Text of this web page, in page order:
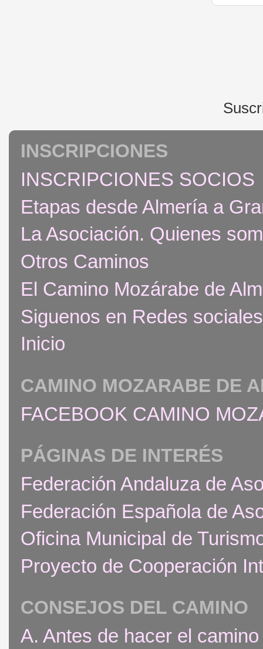
INSCRIPCIONES
INSCRIPCIONES SOCIOS
Etapas desde Almería a
La Asociación. Quienes
Otros Caminos
El Camino Mozárabe de
Siguenos en Redes sociales
Inicio
CAMINO MOZARABE DE
FACEBOOK CAMINO
PÁGINAS DE INTERÉS
Federación Andaluza de
Federación Española de
Oficina Municipal de
Proyecto de Cooperación
CONSEJOS DEL CAMINO
A. Antes de hacer el camino